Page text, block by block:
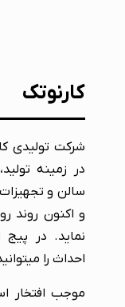
کارنوتک
در زمینه
سالن و
و اکنون روند
نماید. در پیج
احداث را
موجب افتخار